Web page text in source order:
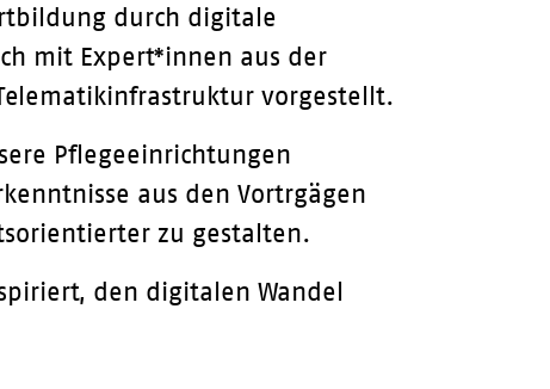
durch digitale
mit Expert*innen aus der
vorgestellt.
Pflegeeinrichtungen
aus den Vortrgägen
zu gestalten.
den digitalen Wandel